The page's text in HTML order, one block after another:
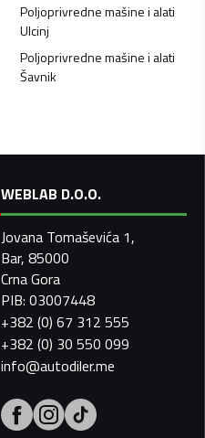
Poljoprivredne mašine i alati
Ulcinj
Poljoprivredne mašine i alati
Šavnik
WEBLAB D.O.O.
Jovana Tomaševića 1,
Bar, 85000
Crna Gora
PIB: 03007448
+382 (0) 67 312 555
+382 (0) 30 550 099
info@autodiler.me